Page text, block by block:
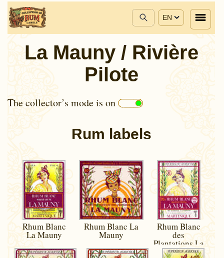
EN
La Mauny / Rivière
Pilote
The collector’s mode is on
Rum labels
Rhum Blanc
La Mauny
Rhum Blanc La
Mauny
Rhum Blanc
des
Plantations La
Mauny